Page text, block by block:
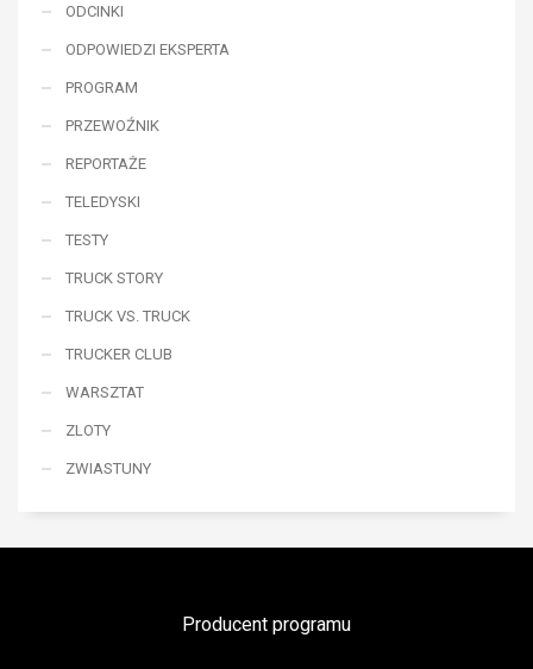
ODCINKI
ODPOWIEDZI EKSPERTA
PROGRAM
PRZEWOŹNIK
REPORTAŻE
TELEDYSKI
TESTY
TRUCK STORY
TRUCK VS. TRUCK
TRUCKER CLUB
WARSZTAT
ZLOTY
ZWIASTUNY
Producent programu